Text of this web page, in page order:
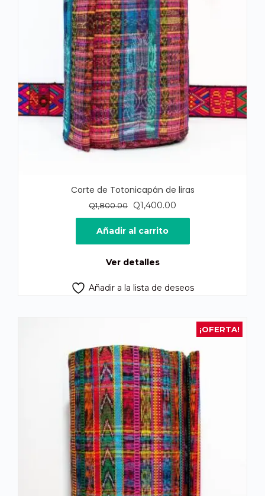
Corte de Totonicapán de liras
Q1,800.00
El
precio
original
Q1,400.00
precio
Añadir al carrito
Ver detalles
Añadir a la lista de deseos
¡OFERTA!